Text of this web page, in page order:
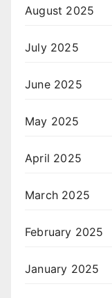
August 2025
July 2025
June 2025
May 2025
April 2025
March 2025
February 2025
January 2025